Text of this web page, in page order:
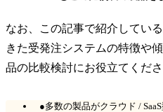
なお、この記事で紹介してい
きた受発注システムの特徴や
品の比較検討にお役立てくださ
●多数の製品がクラウド /